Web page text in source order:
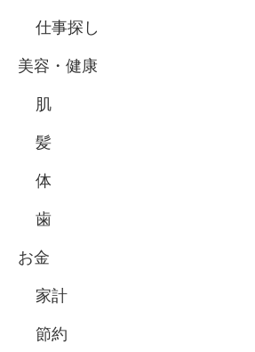
仕事探し
美容・健康
肌
髪
体
歯
お金
家計
節約